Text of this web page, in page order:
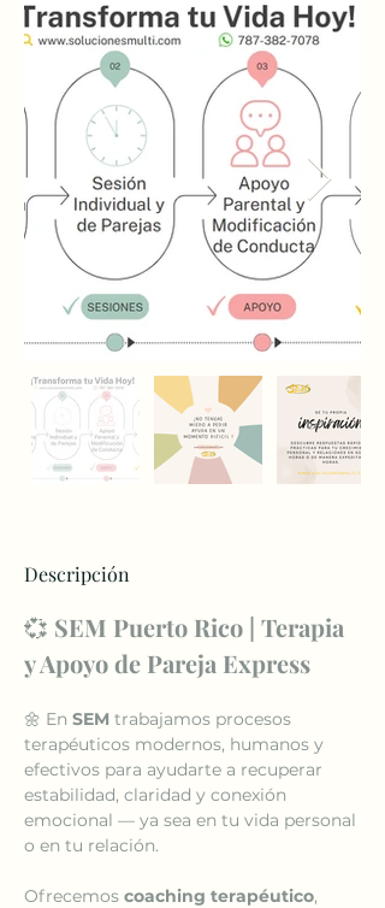
Descripción
💞 SEM Puerto Rico | Terapia
y Apoyo de Pareja Express
🌼 En SEM trabajamos procesos
terapéuticos modernos, humanos y
efectivos para ayudarte a recuperar
estabilidad, claridad y conexión
emocional — ya sea en tu vida personal
o en tu relación.
Ofrecemos coaching terapéutico,